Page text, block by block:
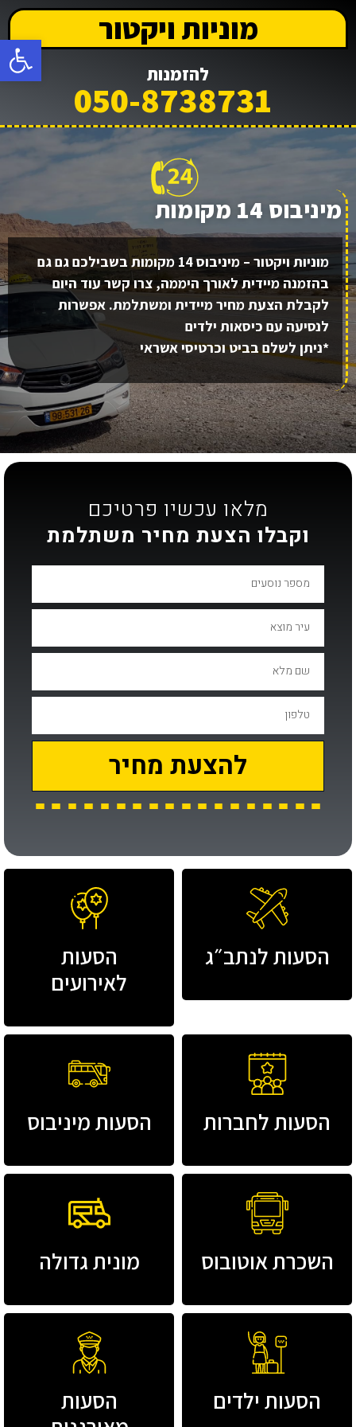
מוניות ויקטור
להזמנות
050-8738731
מיניבוס 14 מקומות
מוניות ויקטור – מיניבוס 14 מקומות בשבילכם גם גם
בהזמנה מיידית לאורך היממה, צרו קשר עוד היום
לקבלת הצעת מחיר מיידית ומשתלמת. אפשרות
לנסיעה עם כיסאות ילדים
*ניתן לשלם בביט וכרטיסי אשראי
מלאו עכשיו פרטיכם
וקבלו הצעת מחיר משתלמת
להצעת מחיר
הסעות לנתב״ג
הסעות
לאירועים
הסעות לחברות הסעות מיניבוס
השכרת אוטובוס מונית גדולה
הסעות ילדים
הסעות